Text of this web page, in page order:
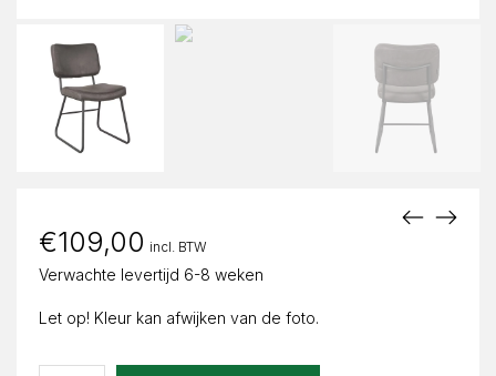
€109,00 incl. BTW
Verwachte levertijd 6-8 weken
Let op! Kleur kan afwijken van de foto.